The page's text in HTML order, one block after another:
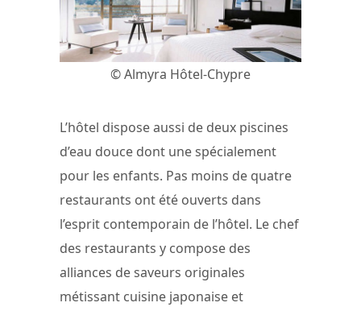
© Almyra Hôtel-Chypre
L’hôtel dispose aussi de deux piscines
d’eau douce dont une spécialement
pour les enfants. Pas moins de quatre
restaurants ont été ouverts dans
l’esprit contemporain de l’hôtel. Le chef
des restaurants y compose des
alliances de saveurs originales
métissant cuisine japonaise et